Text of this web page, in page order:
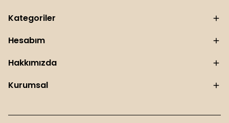
Kategoriler
Hesabım
Hakkımızda
Kurumsal